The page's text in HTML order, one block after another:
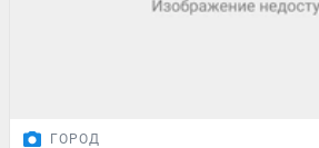
ГОРОД